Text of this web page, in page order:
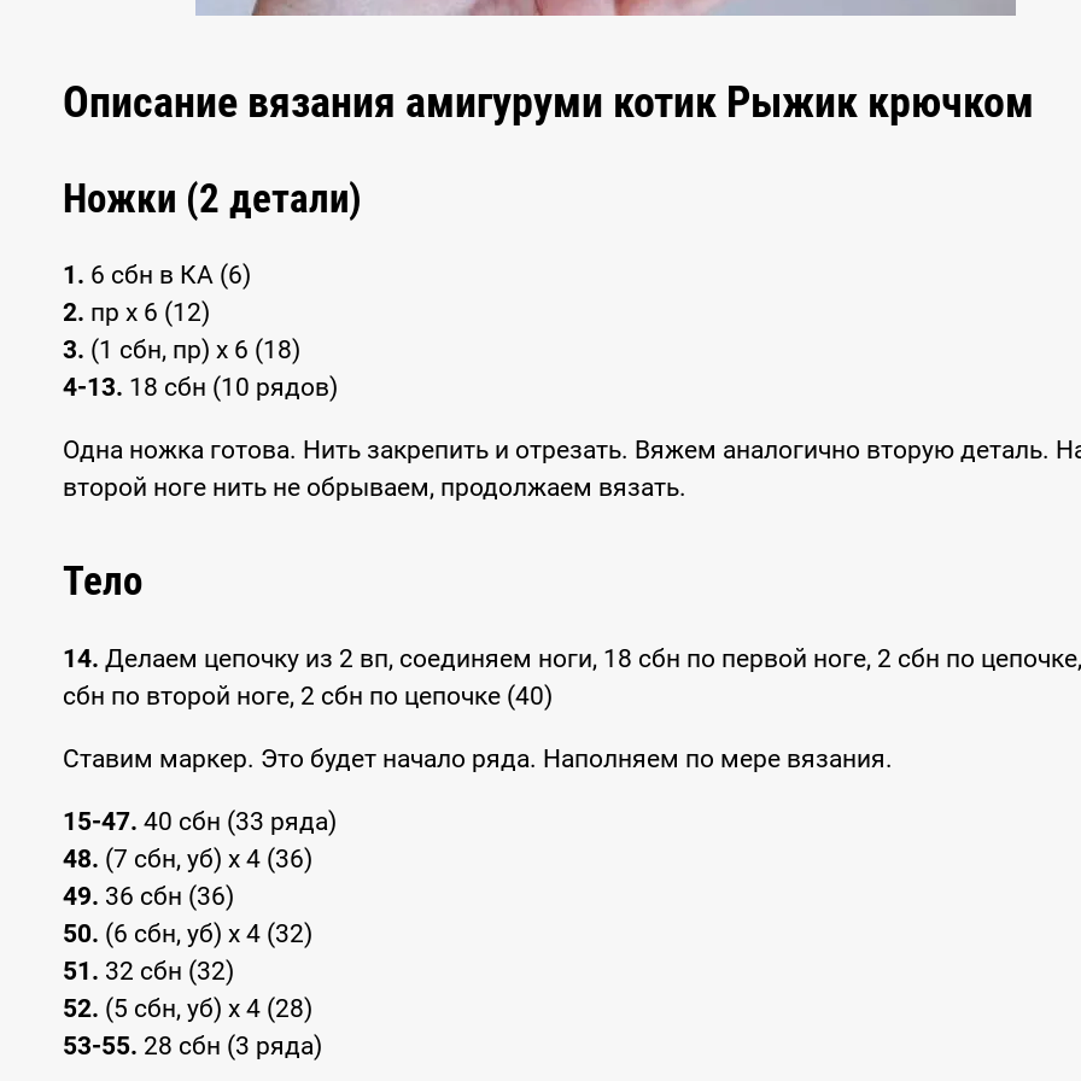
Описание вязания амигуруми котик Рыжик крючком
Ножки (2 детали)
1. 6 сбн в КА (6)
2. пр x 6 (12)
3. (1 сбн, пр) x 6 (18)
4-13. 18 сбн (10 рядов)
Одна ножка готова. Нить закрепить и отрезать. Вяжем аналогично вторую деталь.
второй ноге нить не обрываем, продолжаем вязать.
Тело
14. Делаем цепочку из 2 вп, соединяем ноги, 18 сбн по первой ноге, 2 сбн по
сбн по второй ноге, 2 сбн по цепочке (40)
Ставим маркер. Это будет начало ряда. Наполняем по мере вязания.
15-47. 40 сбн (33 ряда)
48. (7 сбн, уб) x 4 (36)
49. 36 сбн (36)
50. (6 сбн, уб) x 4 (32)
51. 32 сбн (32)
52. (5 сбн, уб) x 4 (28)
53-55. 28 сбн (3 ряда)